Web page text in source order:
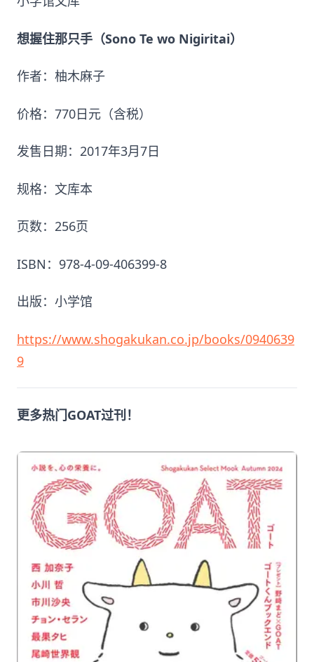
想握住那只手（Sono Te wo Nigiritai）
作者：柚木麻子
价格：770日元（含税）
发售日期：2017年3月7日
规格：文库本
页数：256页
ISBN：978-4-09-406399-8
出版：小学馆
https://www.shogakukan.co.jp/books/0940639
9
更多热门GOAT过刊！